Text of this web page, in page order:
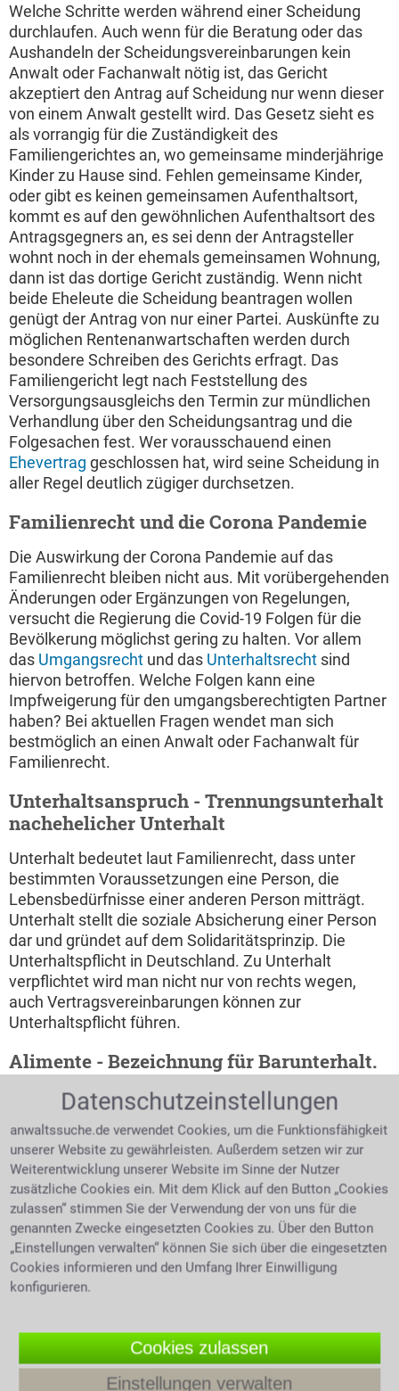
Welche Schritte werden während einer Scheidung
durchlaufen. Auch wenn für die Beratung oder das
Aushandeln der Scheidungsvereinbarungen kein
Anwalt oder Fachanwalt nötig ist, das Gericht
akzeptiert den Antrag auf Scheidung nur wenn dieser
von einem Anwalt gestellt wird. Das Gesetz sieht es
als vorrangig für die Zuständigkeit des
Familiengerichtes an, wo gemeinsame minderjährige
Kinder zu Hause sind. Fehlen gemeinsame Kinder,
oder gibt es keinen gemeinsamen Aufenthaltsort,
kommt es auf den gewöhnlichen Aufenthaltsort des
Antragsgegners an, es sei denn der Antragsteller
wohnt noch in der ehemals gemeinsamen Wohnung,
dann ist das dortige Gericht zuständig. Wenn nicht
beide Eheleute die Scheidung beantragen wollen
genügt der Antrag von nur einer Partei. Auskünfte zu
möglichen Rentenanwartschaften werden durch
besondere Schreiben des Gerichts erfragt. Das
Familiengericht legt nach Feststellung des
Versorgungsausgleichs den Termin zur mündlichen
Verhandlung über den Scheidungsantrag und die
Folgesachen fest. Wer vorausschauend einen
Ehevertrag geschlossen hat, wird seine Scheidung in
aller Regel deutlich zügiger durchsetzen.
Familienrecht und die Corona Pandemie
Die Auswirkung der Corona Pandemie auf das
Familienrecht bleiben nicht aus. Mit vorübergehenden
Änderungen oder Ergänzungen von Regelungen,
versucht die Regierung die Covid-19 Folgen für die
Bevölkerung möglichst gering zu halten. Vor allem
das Umgangsrecht und das Unterhaltsrecht sind
hiervon betroffen. Welche Folgen kann eine
Impfweigerung für den umgangsberechtigten Partner
haben? Bei aktuellen Fragen wendet man sich
bestmöglich an einen Anwalt oder Fachanwalt für
Familienrecht.
Unterhaltsanspruch - Trennungsunterhalt 
nachehelicher Unterhalt
Unterhalt bedeutet laut Familienrecht, dass unter
bestimmten Voraussetzungen eine Person, die
Lebensbedürfnisse einer anderen Person mitträgt.
Unterhalt stellt die soziale Absicherung einer Person
dar und gründet auf dem Solidaritätsprinzip. Die
Unterhaltspflicht in Deutschland. Zu Unterhalt
verpflichtet wird man nicht nur von rechts wegen,
auch Vertragsvereinbarungen können zur
Unterhaltspflicht führen.
Alimente - Bezeichnung für Barunterhalt.
Man umschreibt damit den finanziellen Teil des
Unterhaltes. Die Grundvoraussetzung ist natürlich,
dass der Unterhaltsverpflichtete genügend verdient
um zum Unterhalt eines anderen herangezogen
werden zu können. Beide Elternteile sind den
gemeinsamen Kindern gegenüber unterhaltspflichtig.
Um welche Art des Unterhaltes es sich handelt hängt
von der Position ab die man übernehmen kann bzw.
muss. Der Partner, bei dem die Kinder wohnen,
kommt seiner Pflicht in Form von Naturalien nach, das
heißt, er sorgt für ein Zuhause, für Essen und
Ausbildungsangelegenheiten und verbringt mit den
Kindern ganz allgemein Zeit. Der andere Elternteil
erbringt seine Pflicht in Form von Geldzahlungen an
Datenschutzeinstellungen
anwaltssuche.de verwendet Cookies, um die Funktionsfähigkeit
unserer Website zu gewährleisten. Außerdem setzen wir zur
Weiterentwicklung unserer Website im Sinne der Nutzer
zusätzliche Cookies ein. Mit dem Klick auf den Button „Cookies
zulassen“ stimmen Sie der Verwendung der von uns für die
genannten Zwecke eingesetzten Cookies zu. Über den Button
„Einstellungen verwalten“ können Sie sich über die eingesetzten
Cookies informieren und den Umfang Ihrer Einwilligung
konfigurieren.
Cookies zulassen
Einstellungen verwalten